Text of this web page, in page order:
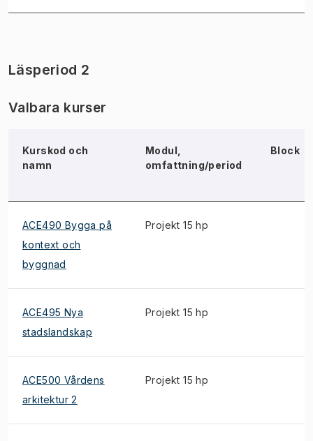
Läsperiod 2
Valbara kurser
Kurskod och
namn
Modul,
omfattning/period
Block
ACE490 Bygga på
kontext och
byggnad
Projekt 15 hp
ACE495 Nya
stadslandskap
Projekt 15 hp
ACE500 Vårdens
arkitektur 2
Projekt 15 hp